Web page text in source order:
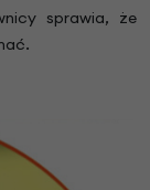
sprawia, że